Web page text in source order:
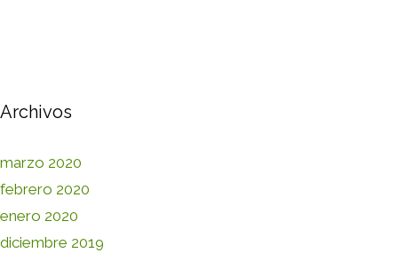
Archivos
marzo 2020
febrero 2020
enero 2020
diciembre 2019